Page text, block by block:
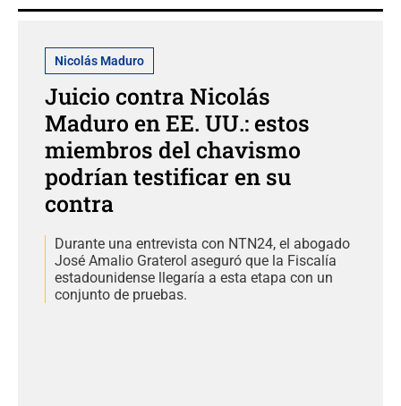
Nicolás Maduro
Juicio contra Nicolás
Maduro en EE. UU.: estos
miembros del chavismo
podrían testificar en su
contra
Durante una entrevista con NTN24, el abogado
José Amalio Graterol aseguró que la Fiscalía
estadounidense llegaría a esta etapa con un
conjunto de pruebas.